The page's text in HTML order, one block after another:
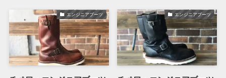
エンジニアブーツ エンジニアブーツ